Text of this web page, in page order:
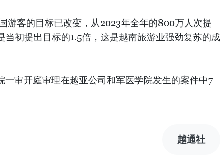
游客的目标已改变，从2023年全年的800万人次提
当初提出目标的1.5倍，这是越南旅游业强劲复苏的成
一审开庭审理在越亚公司和军医学院发生的案件中7
越通社